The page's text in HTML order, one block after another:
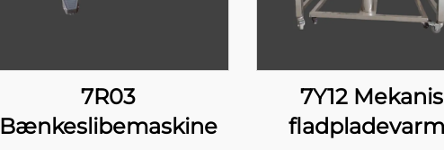
7R03
Bænkeslibemaskine
7Y12